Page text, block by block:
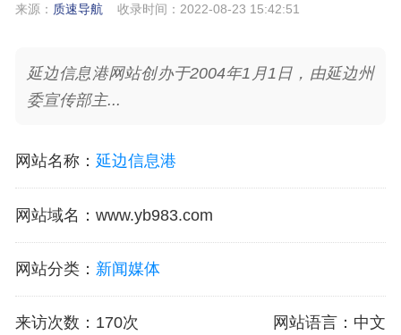
来源： 质速导航 收录时间：2022-08-23 15:42:51
延边信息港网站创办于2004年1月1日，由延边州
委宣传部主...
网站名称： 延边信息港
网站域名 ： www.yb983.com
网站分类： 新闻媒体
来访次数 ： 170次 网站语言 ：中文